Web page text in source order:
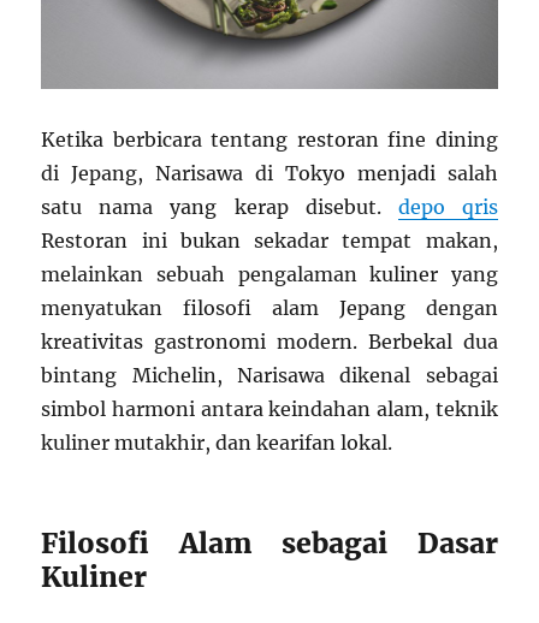
Ketika berbicara tentang restoran fine dining
di Jepang, Narisawa di Tokyo menjadi salah
satu nama yang kerap disebut. depo qris
Restoran ini bukan sekadar tempat makan,
melainkan sebuah pengalaman kuliner yang
menyatukan filosofi alam Jepang dengan
kreativitas gastronomi modern. Berbekal dua
bintang Michelin, Narisawa dikenal sebagai
simbol harmoni antara keindahan alam, teknik
kuliner mutakhir, dan kearifan lokal.
Filosofi Alam sebagai Dasar
Kuliner